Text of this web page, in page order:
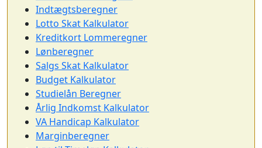
Indtægtsberegner
Lotto Skat Kalkulator
Kreditkort Lommeregner
Lønberegner
Salgs Skat Kalkulator
Budget Kalkulator
Studielån Beregner
Årlig Indkomst Kalkulator
VA Handicap Kalkulator
Marginberegner